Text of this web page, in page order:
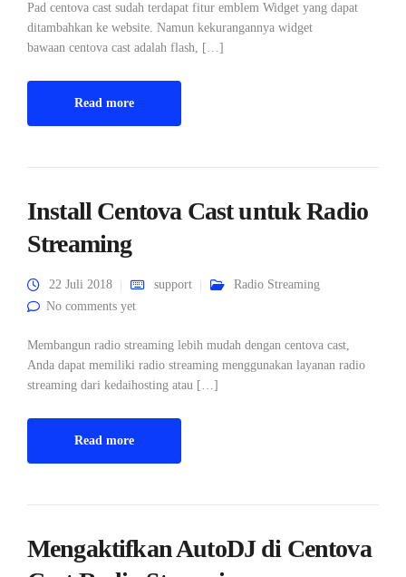
Pad centova cast sudah terdapat fitur emblem Widget yang dapat
ditambahkan ke website. Namun kekurangannya widget
bawaan centova cast adalah flash, […]
Read more
Install Centova Cast untuk Radio
Streaming
22 Juli 2018 support
Radio Streaming
No comments yet
Membangun radio streaming lebih mudah dengan centova cast,
Anda dapat memiliki radio streaming menggunakan layanan radio
streaming dari kedaihosting atau […]
Read more
Mengaktifkan AutoDJ di Centova